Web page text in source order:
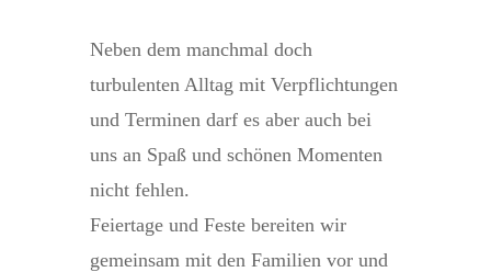
Neben dem manchmal doch
turbulenten Alltag mit Verpflichtungen
und Terminen darf es aber auch bei
uns an Spaß und schönen Momenten
nicht fehlen.
Feiertage und Feste bereiten wir
gemeinsam mit den Familien vor und